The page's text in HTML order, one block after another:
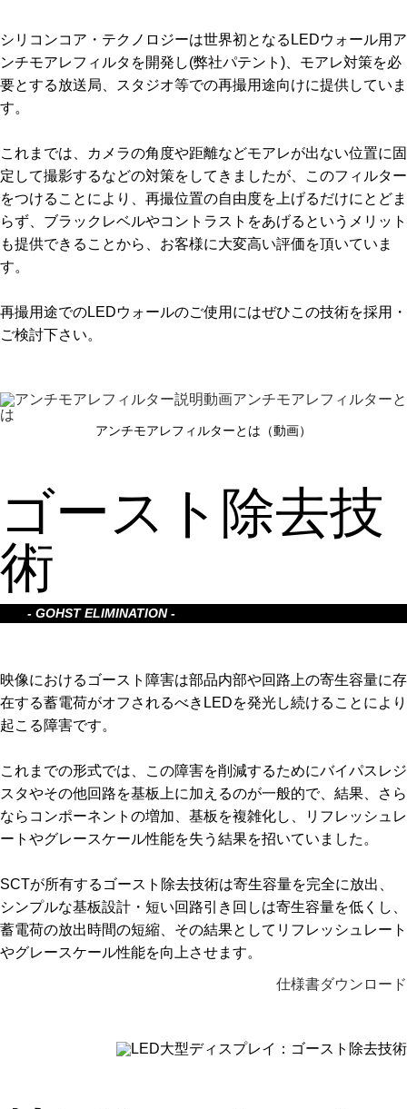
シリコンコア・テクノロジーは世界初となるLEDウォール用ア
ンチモアレフィルタを開発し(弊社パテント)、モアレ対策を必
要とする放送局、スタジオ等での再撮用途向けに提供していま
す。
これまでは、カメラの角度や距離などモアレが出ない位置に固
定して撮影するなどの対策をしてきましたが、このフィルター
をつけることにより、再撮位置の自由度を上げるだけにとどま
らず、ブラックレベルやコントラストをあげるというメリット
も提供できることから、お客様に大変高い評価を頂いていま
す。
再撮用途でのLEDウォールのご使用にはぜひこの技術を採用・
ご検討下さい。
アンチモアレフィルターと
は
アンチモアレフィルターとは（動画）
ゴースト除去技
術
- GOHST ELIMINATION -
映像におけるゴースト障害は部品内部や回路上の寄生容量に存
在する蓄電荷がオフされるべきLEDを発光し続けることにより
起こる障害です。
これまでの形式では、この障害を削減するためにバイパスレジ
スタやその他回路を基板上に加えるのが一般的で、結果、さら
ならコンポーネントの増加、基板を複雑化し、リフレッシュレ
ートやグレースケール性能を失う結果を招いていました。
SCTが所有するゴースト除去技術は寄生容量を完全に放出、
シンプルな基板設計・短い回路引き回しは寄生容量を低くし、
蓄電荷の放出時間の短縮、その結果としてリフレッシュレート
やグレースケール性能を向上させます。
仕様書ダウンロード